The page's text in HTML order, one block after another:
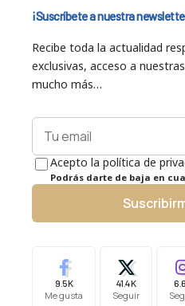
¡Suscríbete a nuestra
Recibe toda la actualidad
exclusivas, acceso a
mucho más…
Acepto la política de
Podrás darte de baja en
9.5K
Me gusta
41.4K
Seguir